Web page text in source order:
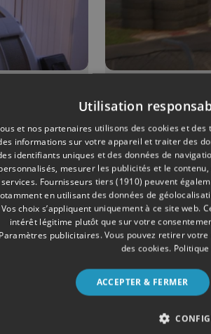
pour
et un
!
Utilisation
et nos partenaires utilisons des cookies et
informations sur votre appareil et traiter des
identifiants uniques et des données de
mesurer les publicités et le
services. Fournisseurs tiers (1910) peuvent
en utilisant des données de
Vos choix s’appliquent uniquement à ce site
intérêt légitime plutôt que sur votre
Paramètres publicitaires. Vous pouvez retirer
des cookies.
ACCEPTER & FERMER